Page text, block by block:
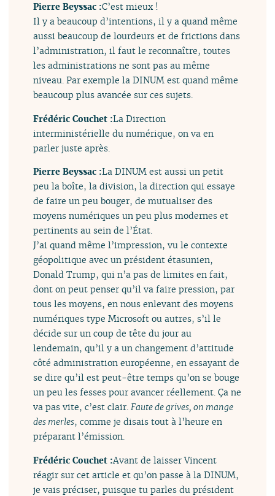
Pierre Beyssac :C’est mieux !
Il y a beaucoup d’intentions, il y a quand même
aussi beaucoup de lourdeurs et de frictions dans
l’administration, il faut le reconnaître, toutes
les administrations ne sont pas au même
niveau. Par exemple la DINUM est quand même
beaucoup plus avancée sur ces sujets.
Frédéric Couchet :La Direction
interministérielle du numérique, on va en
parler juste après.
Pierre Beyssac :La DINUM est aussi un petit
peu la boîte, la division, la direction qui essaye
de faire un peu bouger, de mutualiser des
moyens numériques un peu plus modernes et
pertinents au sein de l’État.
J’ai quand même l’impression, vu le contexte
géopolitique avec un président étasunien,
Donald Trump, qui n’a pas de limites en fait,
dont on peut penser qu’il va faire pression, par
tous les moyens, en nous enlevant des moyens
numériques type Microsoft ou autres, s’il le
décide sur un coup de tête du jour au
lendemain, qu’il y a un changement d’attitude
côté administration européenne, en essayant de
se dire qu’il est peut-être temps qu’on se bouge
un peu les fesses pour avancer réellement. Ça ne
va pas vite, c’est clair.Faute de grives, on mange
des merles, comme je disais tout à l’heure en
préparant l’émission.
Frédéric Couchet :Avant de laisser Vincent
réagir sur cet article et qu’on passe à la DINUM,
je vais préciser, puisque tu parles du président